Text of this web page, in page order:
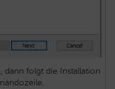
dann folgt die Installation